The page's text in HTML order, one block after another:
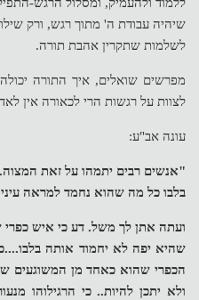
שיהיה עבודת ה' מתוך רגש, ורק
לשלמות שתקרין אהבת תורה.
מפרשים שואלים, איך התורה
לצוות על רגשות הרי לכאורה אין
עונה אב"ע:
"אנשים רבים יתמהו על זאת
בלבו כל מה שהוא נחמד למראה
ועתה אתן לך משל. דע כי איש
שהיא יפה לא יחמוד אותה
הכפרי שהוא כאחד מן המשוגעים
ולא יתכן להיות.. כי הרגילוהו